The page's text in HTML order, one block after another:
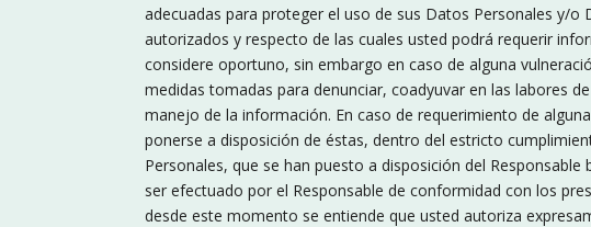
adecuadas para proteger el uso de sus Datos Personales y/o
autorizados y respecto de las cuales usted podrá requerir
considere oportuno, sin embargo en caso de alguna
medidas tomadas para denunciar, coadyuvar en las labores
manejo de la información. En caso de requerimiento de
ponerse a disposición de éstas, dentro del estricto
Personales, que se han puesto a disposición del
ser efectuado por el Responsable de conformidad con los
desde este momento se entiende que usted autoriza